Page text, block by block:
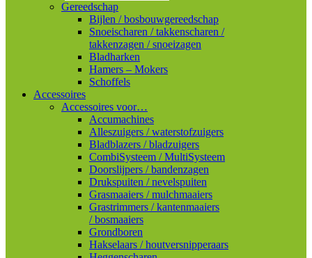
Gereedschap
Bijlen / bosbouwgereedschap
Snoeischaren / takkenscharen /
takkenzagen / snoeizagen
Bladharken
Hamers – Mokers
Schoffels
Accessoires
Accessoires voor…
Accumachines
Alleszuigers / waterstofzuigers
Bladblazers / bladzuigers
CombiSysteem / MultiSysteem
Doorslijpers / bandenzagen
Drukspuiten / nevelspuiten
Grasmaaiers / mulchmaaiers
Grastrimmers / kantenmaaiers
/ bosmaaiers
Grondboren
Hakselaars / houtversnipperaars